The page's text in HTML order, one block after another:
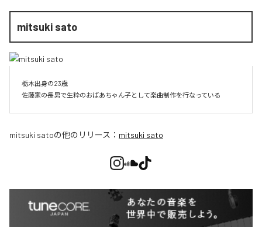
mitsuki sato
栃木出身の23歳
佐藤家の長男で生粋のおばあちゃん子として楽曲制作を行なっている
mitsuki satoの他のリリース： mitsuki sato